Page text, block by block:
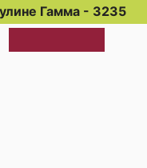
Гамма - 3235